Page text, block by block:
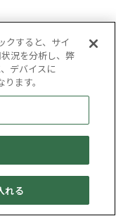
買取情報 宅配買取
クすると、サイ
況を分析し、弊
デバイスに
ます。
れる